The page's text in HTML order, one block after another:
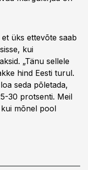
üks ettevõte saab
kui
„Tänu sellele
hind Eesti turul.
seda põletada,
30 protsenti. Meil
mõnel pool